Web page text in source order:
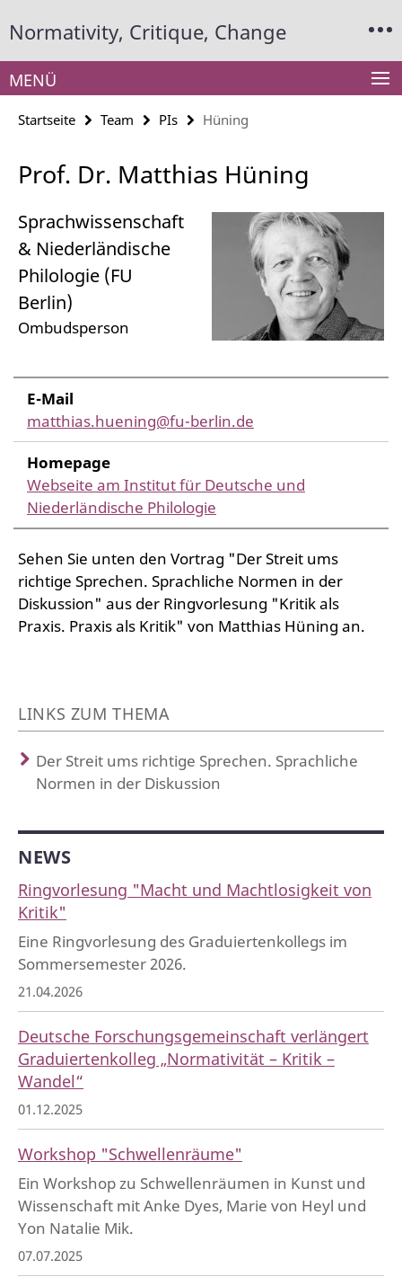
direkt
Inhalt
Normativity, Critique, Change
Service-
Navigation
MENÜ
Startseite Team PIs Hüning
Prof. Dr. Matthias Hüning
Sprachwissenschaft
& Niederländische
Philologie (FU
Berlin)
Ombudsperson
E-Mail
matthias.huening@fu-berlin.de
Homepage
Webseite am Institut für Deutsche und
Niederländische Philologie
Sehen Sie unten den Vortrag "Der Streit ums
richtige Sprechen. Sprachliche Normen in der
Diskussion" aus der Ringvorlesung "Kritik als
Praxis. Praxis als Kritik" von Matthias Hüning an.
LINKS ZUM THEMA
Der Streit ums richtige Sprechen. Sprachliche
Normen in der Diskussion
NEWS
Ringvorlesung "Macht und Machtlosigkeit von
Kritik"
Eine Ringvorlesung des Graduiertenkollegs im
Sommersemester 2026.
21.04.2026
Deutsche Forschungsgemeinschaft verlängert
Graduiertenkolleg „Normativität – Kritik –
Wandel“
01.12.2025
Workshop "Schwellenräume"
Ein Workshop zu Schwellenräumen in Kunst und
Wissenschaft mit Anke Dyes, Marie von Heyl und
Yon Natalie Mik.
07.07.2025